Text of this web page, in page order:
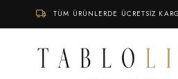
TÜM ÜRÜNLERDE ÜCRETSİZ